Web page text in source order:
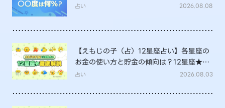
占い 2026.08.08
【えもじの子（占）12星座占い】各星座の
お金の使い方と貯金の傾向は？12星座★徹
底解説
占い 2026.08.03